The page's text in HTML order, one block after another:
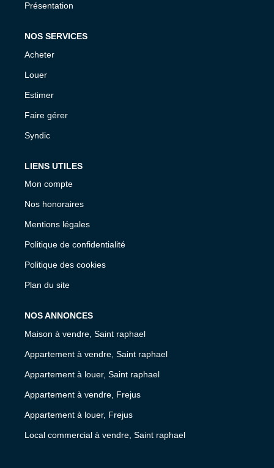
Présentation
NOS SERVICES
Acheter
Louer
Estimer
Faire gérer
Syndic
LIENS UTILES
Mon compte
Nos honoraires
Mentions légales
Politique de confidentialité
Politique des cookies
Plan du site
NOS ANNONCES
Maison à vendre, Saint raphael
Appartement à vendre, Saint raphael
Appartement à louer, Saint raphael
Appartement à vendre, Frejus
Appartement à louer, Frejus
Local commercial à vendre, Saint raphael